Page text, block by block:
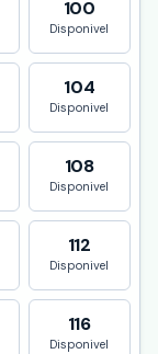
100
Disponivel
104
Disponivel
108
Disponivel
112
Disponivel
116
Disponivel